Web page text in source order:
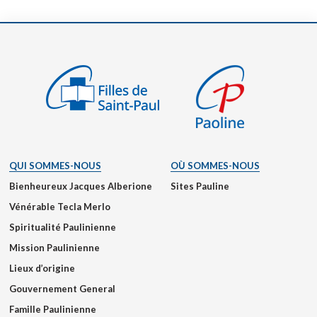
QUI SOMMES-NOUS
Bienheureux Jacques Alberione
Vénérable Tecla Merlo
Spiritualité Paulinienne
Mission Paulinienne
Lieux d’origine
Gouvernement General
Famille Paulinienne
OÙ SOMMES-NOUS
Sites Pauline